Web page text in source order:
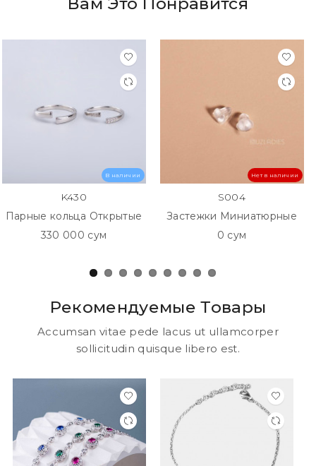
В наличии
K430
Парные кольца Открытые
330 000 сум
Нет в наличии
S004
Застежки Миниатюрные
0 сум
Рекомендуемые Товары
Accumsan vitae pede lacus ut ullamcorper
sollicitudin quisque libero est.